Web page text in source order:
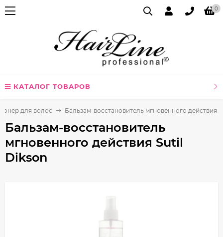
0
КАТАЛОГ ТОВАРОВ
для волос Бальзам-восстановитель мгновенного действия
Бальзам-восстановитель
мгновенного действия Sutil
Dikson